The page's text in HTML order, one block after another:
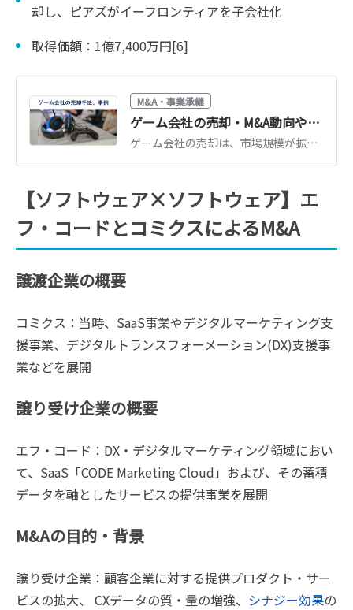
却し、ピアズがイーフロンティアを子会社化
取得価額：1億7,400万円[6]
M&A・事業承継
ゲーム会社の売却・M&A動向や手法、売却額の相場、最新事例
ゲーム会社の売却は、市場規模が拡大している現状において有用な戦略であり、投資資金の回収などを実現できます。ゲーム会社の売却メリットや手法、最新のM&A事例、成功可能性を高めるポイントを徹底解説します。
【ソフトウェア×ソフトウェア】エ
フ・コードとコミクスによるM&A
譲渡企業の概要
コミクス：当時、SaaS事業やデジタルマーケティング支
援事業、デジタルトランスフォーメーション(DX)支援事
業などを展開
譲り受け企業の概要
エフ・コード：DX・デジタルマーケティング領域におい
て、SaaS「CODE Marketing Cloud」および、その蓄積
データを軸としたサービスの提供事業を展開
M&Aの目的・背景
譲り受け企業：顧客企業に対する提供プロダクト・サー
ビスの拡大、 CXデータの質・量の増強、 シナジー効果の